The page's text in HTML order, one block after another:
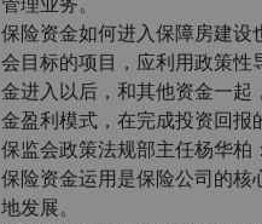
保险资金如何进入保障房建
会目标的项目，应利用政策
金进入以后，和其他资金一
金盈利模式，在完成投资回报
保监会政策法规部主任杨华
保险资金运用是保险公司的
地发展。